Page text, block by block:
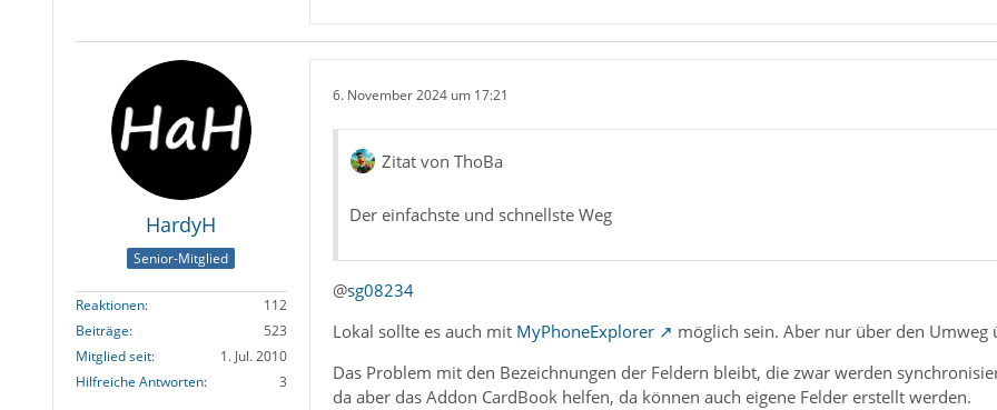
HardyH
Senior-Mitglied
Reaktionen
112
Beiträge
523
Mitglied seit
1. Jul. 2010
Hilfreiche Antworten
3
6. November 2024 um 17:21
Zitat von ThoBa
Der einfachste und schnellste Weg
@sg08234
Lokal sollte es auch mit MyPhoneExplorer
möglich sein. Aber nur über den Umweg
Das Problem mit den Bezeichnungen der Feldern bleibt, die zwar werden
da aber das Addon CardBook helfen, da können auch eigene Felder erstellt werden.